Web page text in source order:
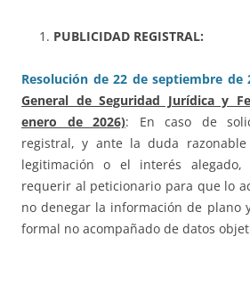
PUBLICIDAD REGISTRAL:
Resolución de 22 de septiembre de
General de Seguridad Jurídica y
enero de 2026): En caso de
registral, y ante la duda
legitimación o el interés
requerir al peticionario para que lo
no denegar la información de plano
formal no acompañado de datos